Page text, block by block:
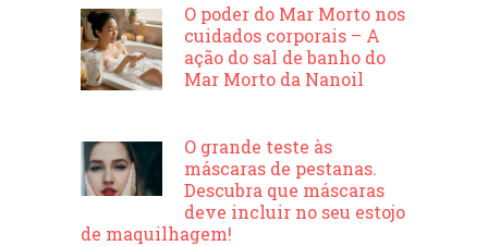
O poder do Mar Morto nos
cuidados corporais – A
ação do sal de banho do
Mar Morto da Nanoil
O grande teste às
máscaras de pestanas.
Descubra que máscaras
deve incluir no seu estojo
de maquilhagem!